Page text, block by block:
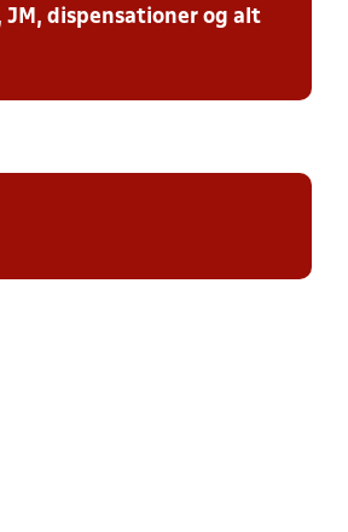
JM, dispensationer og alt